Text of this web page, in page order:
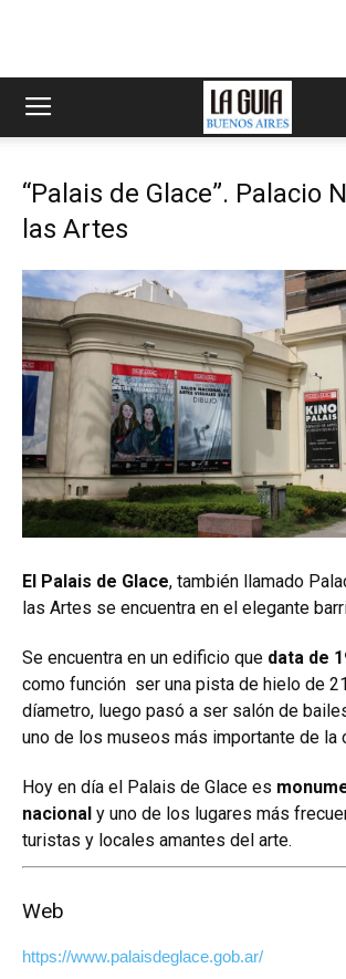
“Palais de Glace”. Palacio
las Artes
El Palais de Glace, también llamado
las Artes se encuentra en el elegante
Se encuentra en un edificio que data de
como función ser una pista de hielo de
díametro, luego pasó a ser salón de
uno de los museos más importante de la
Hoy en día el Palais de Glace es
nacional y uno de los lugares más
turistas y locales amantes del arte.
Web
https://www.palaisdeglace.gob.ar/